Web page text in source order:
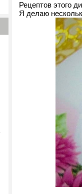
Рецептов этого
Я делаю